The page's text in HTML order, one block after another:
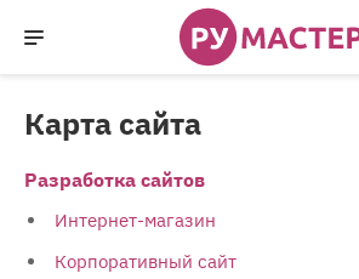
Карта сайта
Разработка сайтов
Интернет-магазин
Корпоративный сайт